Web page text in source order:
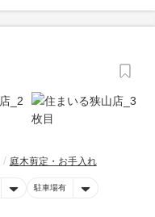
庭木剪定・お手入れ
駐車場有